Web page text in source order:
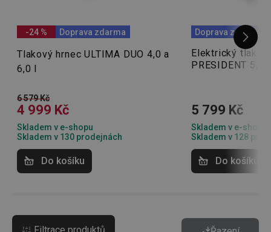
-24 % Doprava zdarma
Tlakový hrnec ULTIMA DUO 4,0 a
6,0 l
6 579 Kč
4 999 Kč
Skladem v e-shopu
Skladem v 130 prodejnách
Do košíku
Doprava zdarma
Elektrický
PRESIDENT 5,5
5 799 Kč
Skladem v e-shopu
Skladem v 128
Do košíku